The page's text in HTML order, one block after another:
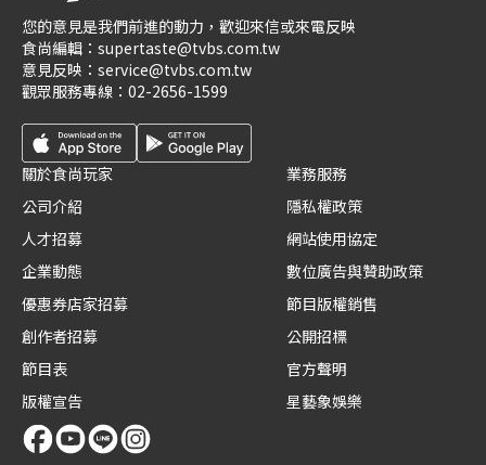
您的意見是我們前進的動力，歡迎來信或來電反映
食尚編輯： supertaste@tvbs.com.tw
意見反映： service@tvbs.com.tw
觀眾服務專線： 02-2656-1599
關於食尚玩家
公司介紹
人才招募
企業動態
優惠券店家招募
創作者招募
節目表
版權宣告
業務服務
隱私權政策
網站使用協定
數位廣告與贊助政策
節目版權銷售
公開招標
官方聲明
星藝象娛樂